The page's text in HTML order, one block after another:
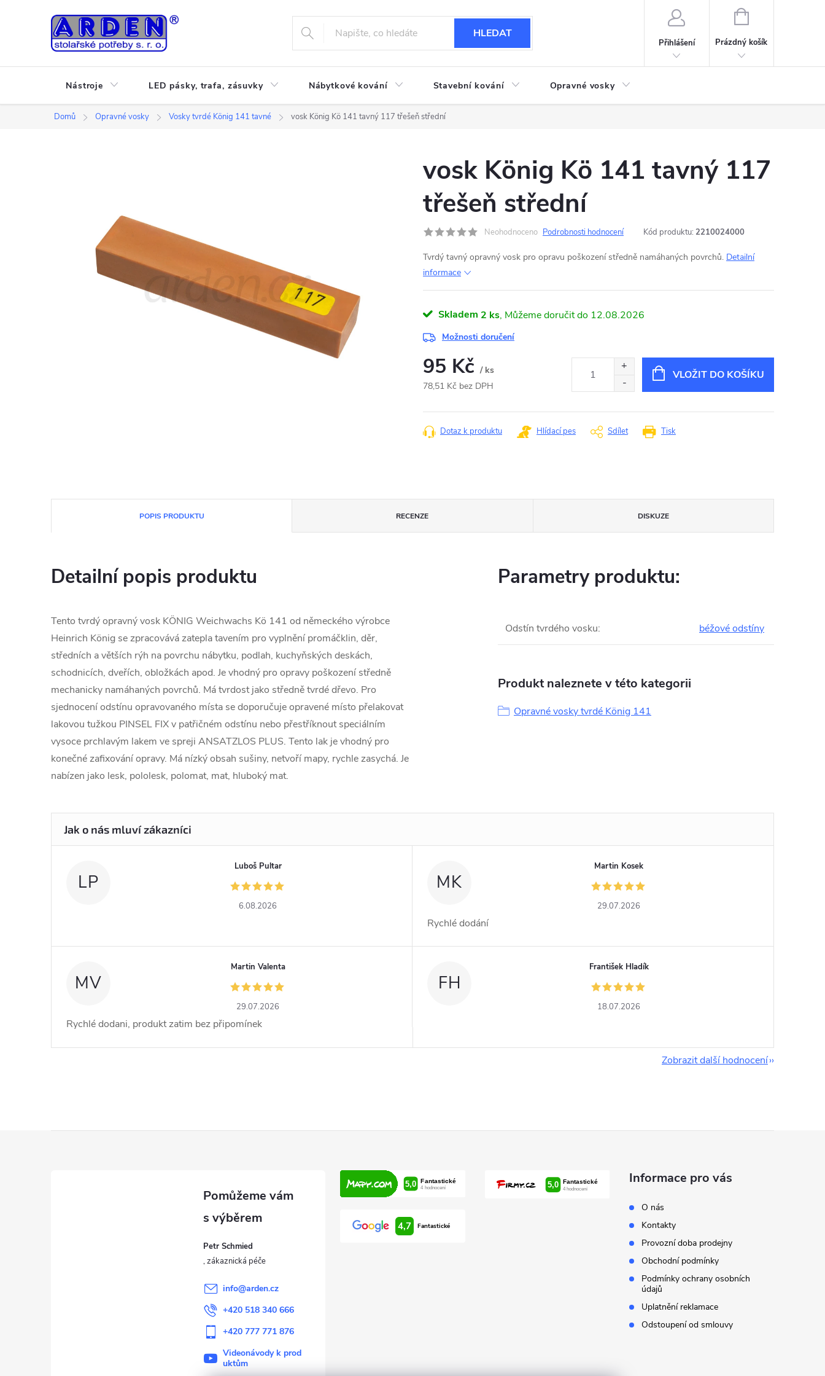
HLEDAT
Přihlášení
NÁKUPNÍ
Prázdný košík
Nástroje LED pásky, trafa, zásuvky Nábytkové kování Stavební kování Opravné vosky
Domů Opravné vosky Vosky tvrdé König 141 tavné vosk König Kö 141 tavný 117 třešeň střední
vosk König Kö 141 tavný 117
třešeň střední
Neohodnoceno Podrobnosti hodnocení Kód produktu: 2210024000
Tvrdý tavný opravný vosk pro opravu poškození středně namáhaných povrchů. Detailní
informace
Skladem 2 ks 12.08.2026
Možnosti doručení
95 Kč / ks
78,51 Kč bez DPH
cena:
VLOŽIT DO KOŠÍKU
Tisk
Dotaz k produktu Hlídací pes Sdílet
POPIS PRODUKTU RECENZE DISKUZE
Detailní popis produktu
Tento tvrdý opravný vosk KÖNIG Weichwachs Kö 141 od německého výrobce
Heinrich König se zpracovává zatepla tavením pro vyplnění promáčklin, děr,
středních a větších rýh na povrchu nábytku, podlah, kuchyňských deskách,
schodnicích, dveřích, obložkách apod. Je vhodný pro opravy poškození středně
mechanicky namáhaných povrchů. Má tvrdost jako středně tvrdé dřevo. Pro
sjednocení odstínu opravovaného místa se doporučuje opravené místo přelakovat
lakovou tužkou PINSEL FIX v patřičném odstínu nebo přestříknout speciálním
vysoce prchlavým lakem ve spreji ANSATZLOS PLUS. Tento lak je vhodný pro
konečné zafixování opravy. Má nízký obsah sušiny, netvoří mapy, rychle zasychá. Je
nabízen jako lesk, pololesk, polomat, mat, hluboký mat.
Parametry produktu:
Odstín tvrdého vosku: béžové odstíny
Produkt naleznete v této kategorii
Opravné vosky tvrdé König 141
LP
Luboš Pultar
6.08.2026
MK
Martin Kosek
29.07.2026
Rychlé dodání
MV
Martin Valenta
29.07.2026
Rychlé dodani, produkt zatim bez připomínek
FH
František Hladík
18.07.2026
Zobrazit další hodnocení
Petr Schmied
info@arden.cz
+420 518 340 666
+420 777 771 876
Videonávody k prod
uktům
4,7 Fantastické
Informace pro vás
O nás
Kontakty
Provozní doba prodejny
Obchodní podmínky
Podmínky ochrany osobních
údajů
Uplatnění reklamace
Odstoupení od smlouvy